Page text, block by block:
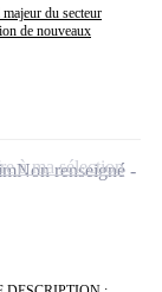
du secteur
de nouveaux
Non renseigné
à ma sélection